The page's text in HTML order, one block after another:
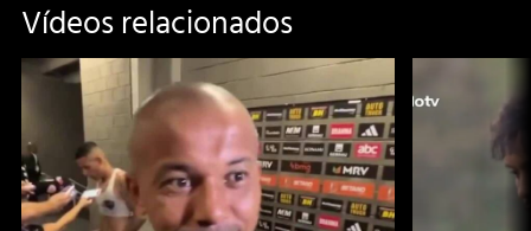
Vídeos relacionados